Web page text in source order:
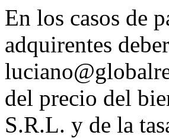
En los casos de
adquirentes
del precio del
S.R.L. y de la